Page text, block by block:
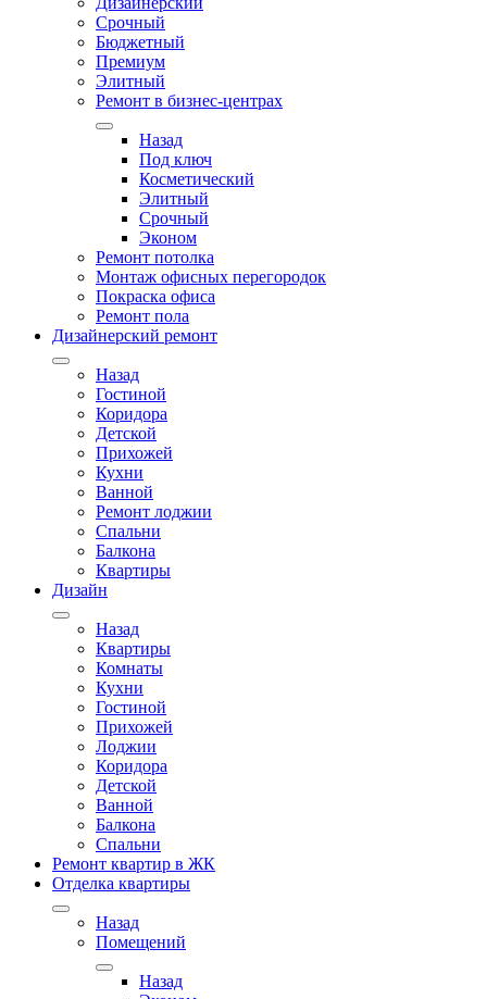
Срочный
Бюджетный
Премиум
Элитный
Ремонт в бизнес-центрах
Назад
Под ключ
Косметический
Элитный
Срочный
Эконом
Ремонт потолка
Монтаж офисных перегородок
Покраска офиса
Ремонт пола
Дизайнерский ремонт
Назад
Гостиной
Коридора
Детской
Прихожей
Кухни
Ванной
Ремонт лоджии
Спальни
Балкона
Квартиры
Дизайн
Назад
Квартиры
Комнаты
Кухни
Гостиной
Прихожей
Лоджии
Коридора
Детской
Ванной
Балкона
Спальни
Ремонт квартир в ЖК
Отделка квартиры
Назад
Помещений
Назад